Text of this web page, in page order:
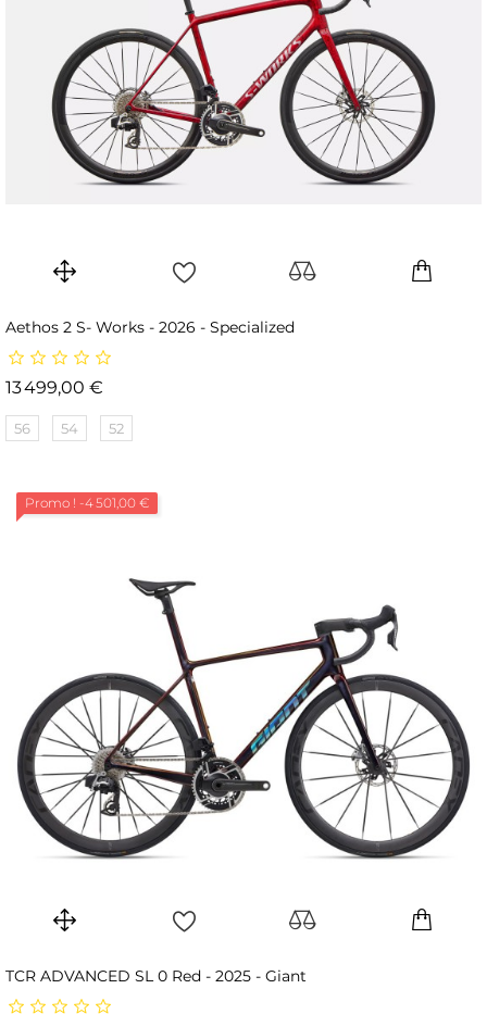
Aethos 2 S- Works - 2026 - Specialized
13 499,00 €
56 54 52
Promo ! -4 501,00 €
TCR ADVANCED SL 0 Red - 2025 - Giant